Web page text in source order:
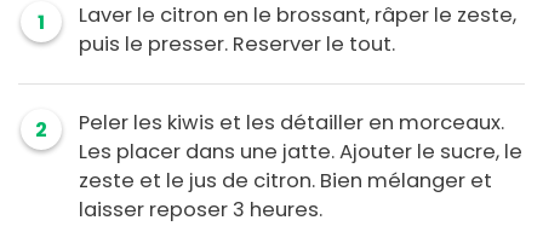
1
Laver le citron en le brossant, râper le zeste,
puis le presser. Reserver le tout.
2
Peler les kiwis et les détailler en morceaux.
Les placer dans une jatte. Ajouter le sucre, le
zeste et le jus de citron. Bien mélanger et
laisser reposer 3 heures.